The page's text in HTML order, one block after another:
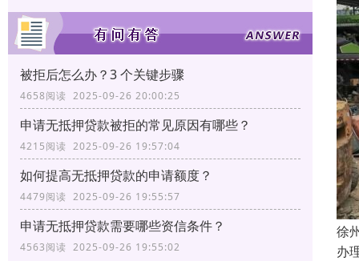
被拒后怎么办？3 个关键步骤
4658阅读 2025-09-26 20:00:25
申请无抵押贷款被拒的常见原因有哪些？
4215阅读 2025-09-26 19:57:04
如何提高无抵押贷款的申请额度？
4479阅读 2025-09-26 19:55:57
申请无抵押贷款需要哪些资信条件？
4563阅读 2025-09-26 19:55:02
徐
办